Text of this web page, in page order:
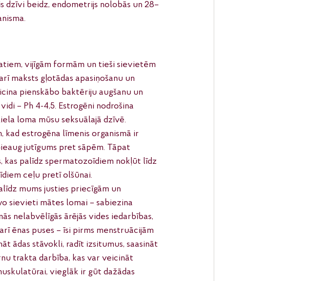
dzīvi beidz, endometrijs nolobās un 28–
vijīgām formām un tieši sievietēm
maksts gļotādas apasiņošanu un
pienskābo baktēriju augšanu un
– Ph 4-4,5. Estrogēni nodrošina
loma mūsu seksuālajā dzīvē.
kad estrogēna līmenis organismā ir
jutīgums pret sāpēm. Tāpat
kas palīdz spermatozoīdiem nokļūt līdz
ceļu pretī olšūnai.
mums justies priecīgām un
sievieti mātes lomai – sabiezina
nelabvēlīgās ārējās vides iedarbības,
ēnas puses – īsi pirms menstruācijām
ādas stāvokli, radīt izsitumus, saasināt
trakta darbība, kas var veicināt
vieglāk ir gūt dažādas